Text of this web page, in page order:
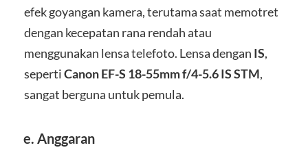
efek goyangan kamera, terutama saat memotret
dengan kecepatan rana rendah atau
menggunakan lensa telefoto. Lensa dengan IS,
sepertiCanon EF-S 18-55mm f/4-5.6 IS STM,
sangat berguna untuk pemula.
e. Anggaran